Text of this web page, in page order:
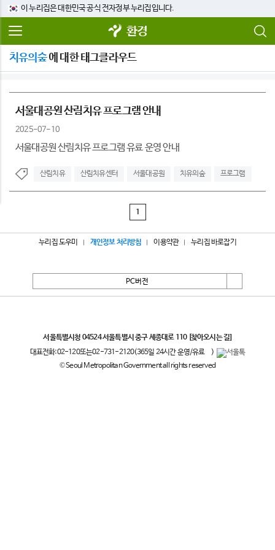
이 누리집은 대한민국 공식 전자정부 누리집입니다.
환경
치유의숲에 대한 태그클라우드
서울대공원 산림치유 프로그램 안내
2025-07-10
서울대공원 산림치유 프로그램 유료 운영 안내
산림치유 산림치유센터 서울대공원 치유의숲 프로그램
1
누리집 도우미 개인정보 처리방침 이용약관 누리집 바로잡기
PC버전
서울특별시청 04524 서울특별시 중구 세종대로 110 [찾아오시는 길]
대표전화:02-120또는02-731-2120(365일 24시간 운영/유료
)
© Seoul Metropolitan Government all rights reserved